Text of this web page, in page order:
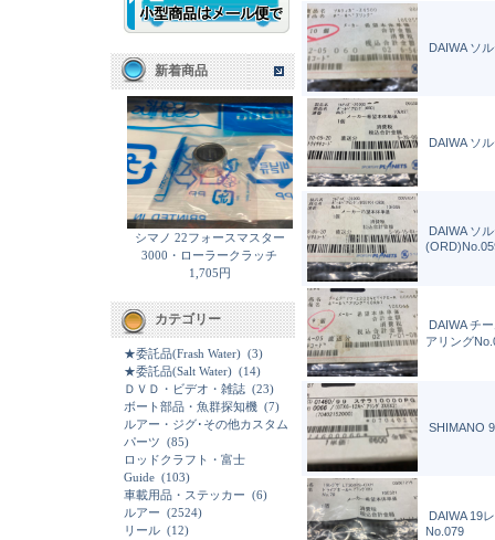
新着商品
シマノ 22フォースマスター
3000・ローラークラッチ
1,705円
カテゴリー
★委託品(Frash Water) (3)
★委託品(Salt Water) (14)
ＤＶＤ・ビデオ・雑誌 (23)
ボート部品・魚群探知機 (7)
ルアー・ジグ･その他カスタム
パーツ (85)
ロッドクラフト・富士
Guide (103)
車載用品・ステッカー (6)
ルアー (2524)
リール (12)
DAIWA ソ
DAIWA ソ
DAIWA ソ
DAIWA チ
アリング
SHIMANO
DAIWA 19
No.079